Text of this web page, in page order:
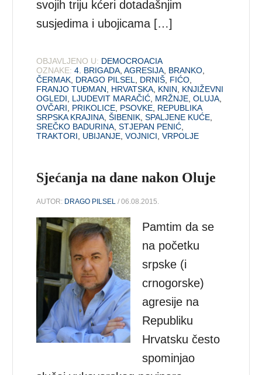
svojih triju kćeri dotadašnjim
susjedima i ubojicama […]
OBJAVLJENO U: DEMOCROACIA
OZNAKE: 4. BRIGADA ,AGRESIJA BRANKO
ČERMAK DRAGO PILSEL DRNIŠ FIĆO
FRANJO TUĐMAN
HRVATSKA KNIN
KNJIŽEVNI
OGLEDI
LJUDEVIT MARAČIĆ MRŽNJE ,OLUJA
OVČARI
PRIKOLICE PSOVKE REPUBLIKA
SRPSKA KRAJINA ,ŠIBENIK ,SPALJENE KUĆE
SREČKO BADURINA ,STJEPAN PENIĆ
TRAKTORI
UBIJANJE ,VOJNICI ,VRPOLJE
Sjećanja na dane nakon Oluje
AUTOR: DRAGO PILSEL / 06.08.2015.
Pamtim da se
na početku
srpske (i
crnogorske)
agresije na
Republiku
Hrvatsku često
spominjao